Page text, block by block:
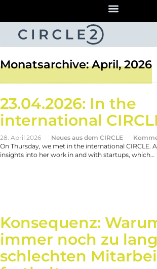
Monatsarchive: April, 2026
23.04.2026: In the
international
28. April 2026 Neues aus dem CIRCLE
On Thursday, we met in the international CIRCLE.
insights into her work in and with startups, which…
Konsequenz:
immer noch zu
schlechten